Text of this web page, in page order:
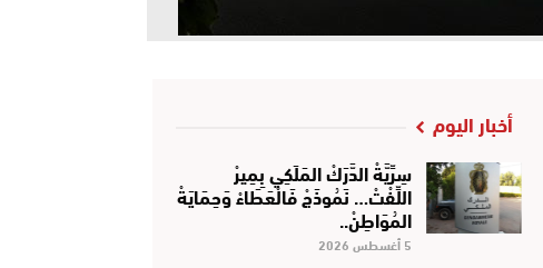
أخبار اليوم
سِرِّيَّةْ الدَّرَكْ المَلَكِي بِمِيرْ
اللِّفْتْ… نَمُوذَجْ فَالْعَطَاءْ وَحِمَايَةْ
المُوَاطِنْ..
5 أغسطس 2026